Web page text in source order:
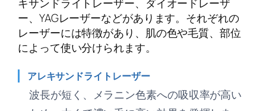
ー、YAGレーザーなどがあります。それぞれの
レーザーには特徴があり、肌の色や毛質、部位
によって使い分けられます。
アレキサンドライトレーザー
波長が短く、メラニン色素への吸収率が高い